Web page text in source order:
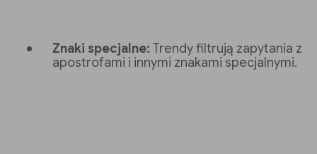
Znaki specjalne: Trendy filtrują zapytania z
apostrofami i innymi znakami specjalnymi.